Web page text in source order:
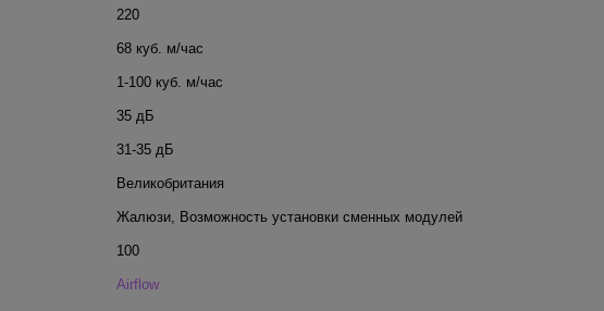
220
68 куб. м/час
1-100 куб. м/час
35 дБ
31-35 дБ
Великобритания
Жалюзи, Возможность установки сменных модулей
100
Airflow